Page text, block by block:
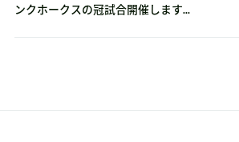
ンクホークスの冠試合開催します...